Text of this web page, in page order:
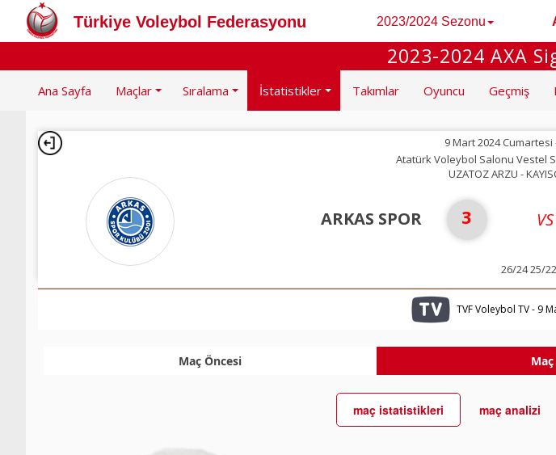
Türkiye Voleybol Federasyonu 2023/2024 Sezonu
2023-2024 AXA
Ana Sayfa Maçlar Sıralama İstatistikler Takımlar Oyuncu Geçmiş
9 Mart 2024 Cumartesi
Atatürk Voleybol Salonu Vestel
UZATOZ ARZU -
ARKAS SPOR 3 VS
26/24 25/
TVF Voleybol TV - 9
Maç Öncesi Maç
maç istatistikleri maç analizi